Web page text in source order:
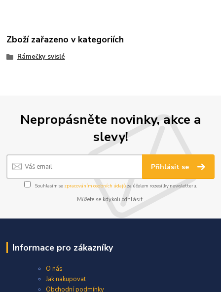
Zboží zařazeno v kategoriích
Rámečky svislé
Nepropásněte novinky, akce a
slevy!
Přihlásit se
Souhlasím se zpracováním osobních údajůza účelem rozesílky newsletteru.
Můžete se kdykoli odhlásit.
Informace pro zákazníky
O nás
Jak nakupovat
Obchodní podmínky